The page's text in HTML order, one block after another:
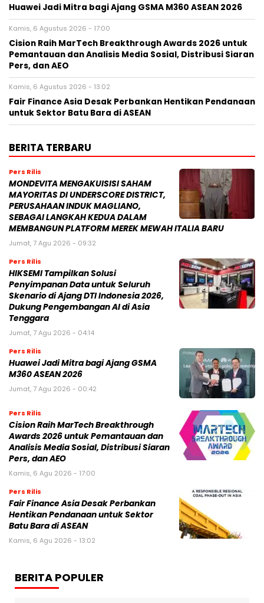
Huawei Jadi Mitra bagi Ajang GSMA M360 ASEAN 2026
Kamis, 6 Agustus 2026 - 17:00
Cision Raih MarTech Breakthrough Awards 2026 untuk
Pemantauan dan Analisis Media Sosial, Distribusi Siaran
Pers, dan AEO
Kamis, 6 Agustus 2026 - 13:02
Fair Finance Asia Desak Perbankan Hentikan Pendanaan
untuk Sektor Batu Bara di ASEAN
BERITA TERBARU
Pers Rilis
MONDEVITA MENGAKUISISI SAHAM
MAYORITAS DI UNDERSCORE DISTRICT,
PERUSAHAAN INDUK MAGLIANO,
SEBAGAI LANGKAH KEDUA DALAM
MEMBANGUN PLATFORM MEREK MEWAH ITALIA BARU
Jumat, 7 Agu 2026 - 09:32
Pers Rilis
HIKSEMI Tampilkan Solusi
Penyimpanan Data untuk Seluruh
Skenario di Ajang DTI Indonesia 2026,
Dukung Pengembangan AI di Asia
Tenggara
Jumat, 7 Agu 2026 - 04:14
Pers Rilis
Huawei Jadi Mitra bagi Ajang GSMA
M360 ASEAN 2026
Jumat, 7 Agu 2026 - 00:42
Pers Rilis
Cision Raih MarTech Breakthrough
Awards 2026 untuk Pemantauan dan
Analisis Media Sosial, Distribusi Siaran
Pers, dan AEO
Kamis, 6 Agu 2026 - 17:00
Pers Rilis
Fair Finance Asia Desak Perbankan
Hentikan Pendanaan untuk Sektor
Batu Bara di ASEAN
Kamis, 6 Agu 2026 - 13:02
BERITA POPULER